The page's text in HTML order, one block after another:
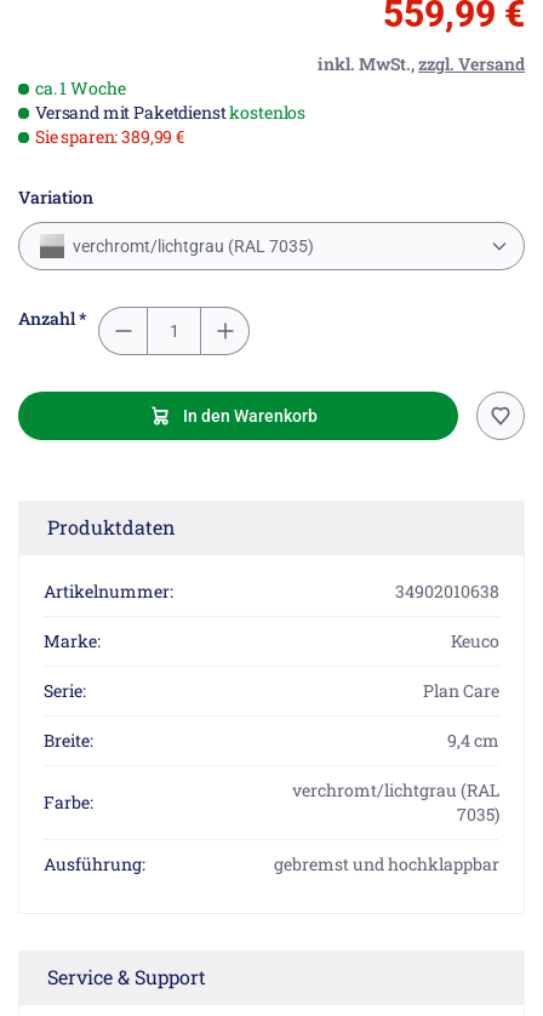
559,99 €
inkl. MwSt.,zzgl. Versand
ca. 1 Woche
Versand mit Paketdienstkostenlos
Sie sparen: 389,99 €
Variation
verchromt/lichtgrau (RAL 7035)
Anzahl *
In den Warenkorb
Produktdaten
Artikelnummer: 34902010638
Marke: Keuco
Serie: Plan Care
Breite: 9,4 cm
Farbe:
verchromt/lichtgrau (RAL
7035)
Ausführung: gebremst und hochklappbar
Service & Support